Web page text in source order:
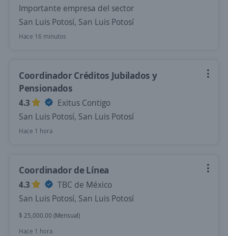
Importante empresa del sector
San Luis Potosí, San Luis Potosí
Hace 16 minutos
Coordinador Créditos Jubilados y
Pensionados
4.3
Exitus Contigo
San Luis Potosí, San Luis Potosí
Hace 1 hora
Coordinador de Línea
4.3
TBC de México
San Luis Potosí, San Luis Potosí
$ 25,000.00 (Mensual)
Hace 1 hora